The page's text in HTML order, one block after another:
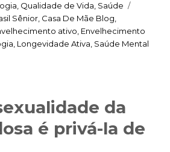
, Qualidade de Vida, Saúde
Sênior, Casa De Mãe Blog,
ativo, Envelhecimento
, Longevidade Ativa, Saúde Mental
da
é privá-la de